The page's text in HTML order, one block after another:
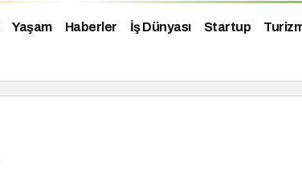
Yaşam Haberler İş Dünyası Startup